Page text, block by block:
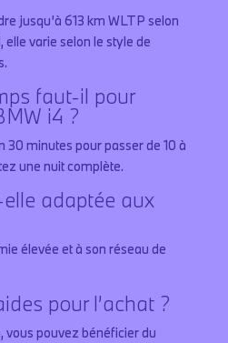
jusqu’à 613 km WLTP selon
elle varie selon le style de
faut-il pour
i4 ?
30 minutes pour passer de 10 à
une nuit complète.
adaptée aux
élevée et à son réseau de
pour l’achat ?
vous pouvez bénéficier du